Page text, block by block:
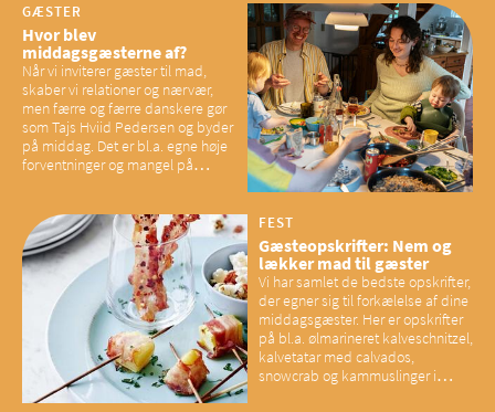
GÆSTER
Hvor blev
middagsgæsterne af?
Når vi inviterer gæster til mad,
skaber vi relationer og nærvær,
men færre og færre danskere gør
som Tajs Hviid Pedersen og byder
på middag. Det er bl.a. egne høje
forventninger og mangel på
have konsekvenser for vores
sociale fællesskaber
FEST
Gæsteopskrifter: Nem og
lækker mad til gæster
Vi har samlet de bedste opskrifter,
der egner sig til forkælelse af dine
middagsgæster. Her er opskrifter
på bl.a. ølmarineret kalveschnitzel,
kalvetatar med calvados,
snowcrab og kammuslinger i